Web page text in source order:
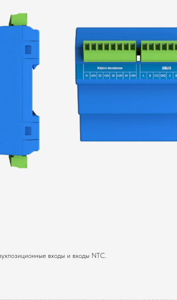
входы и входы NTC.